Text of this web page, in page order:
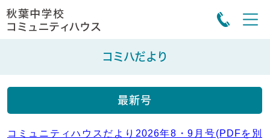
コミハだより
最新号
コミュニティハウスだより2026年8・9月号(PDFを別